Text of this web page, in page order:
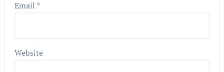
Email *
Website